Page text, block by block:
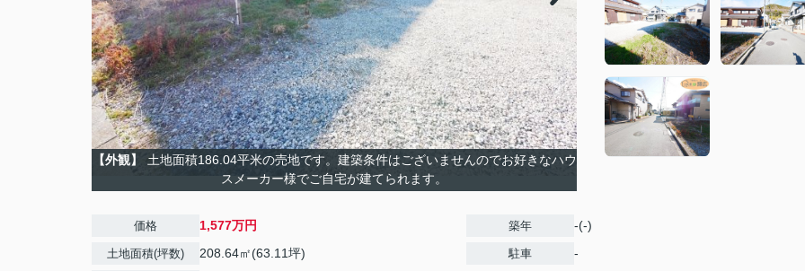
【外観】
土地面積186.04平米の売地です。建築条件はございませんのでお好きなハウ
スメーカー様でご自宅が建てられます。
価格 1,577万円
土地面積(坪数) 208.64㎡(63.11坪)
築年 -(-)
駐車 -